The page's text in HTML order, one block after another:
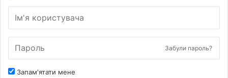
Забули пароль?
Запам'ятати мене